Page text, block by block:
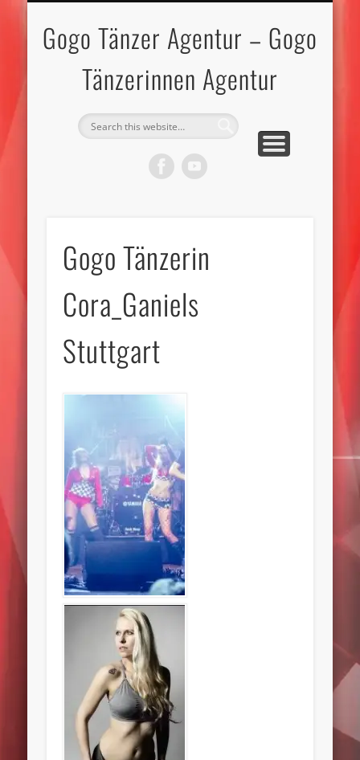
Gogo Tänzer Agentur – Gogo
Tänzerinnen Agentur
Gogo Tänzerin
Cora_Ganiels
Stuttgart